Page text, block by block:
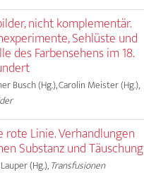
nicht komplementär.
Sehlüste und
des Farbensehens im 18.
Busch (Hg.), Carolin Meister (Hg.),
rote Linie. Verhandlungen
Substanz und Täuschung
(Hg.),Transfusionen